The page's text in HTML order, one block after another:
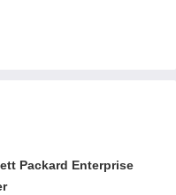
Packard Enterprise